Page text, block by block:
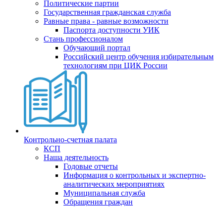
Политические партии
Государственная гражданская служба
Равные права - равные возможности
Паспорта доступности УИК
Стань профессионалом
Обучающий портал
Российский центр обучения избирательным
технологиям при ЦИК России
Контрольно-счетная палата
КСП
Наша деятельность
Годовые отчеты
Информация о контрольных и экспертно-
аналитических мероприятиях
Муниципальная служба
Обращения граждан